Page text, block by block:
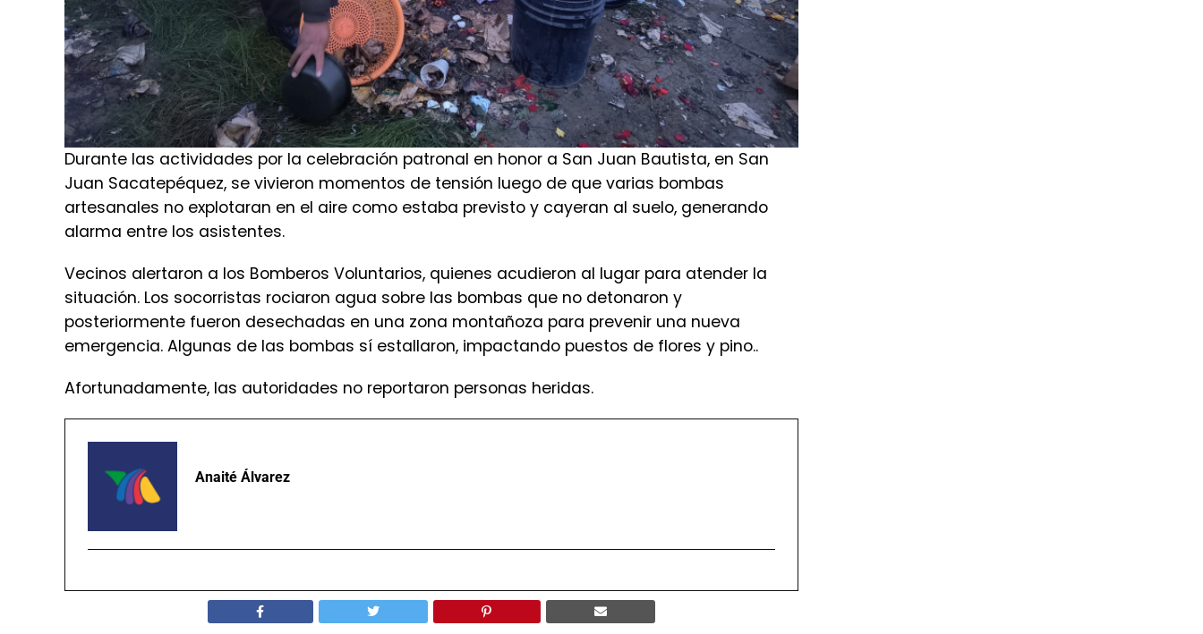
Durante las actividades por la celebración patronal en honor a San Juan Bautista, en San
Juan Sacatepéquez, se vivieron momentos de tensión luego de que varias bombas
artesanales no explotaran en el aire como estaba previsto y cayeran al suelo, generando
alarma entre los asistentes.
Vecinos alertaron a los Bomberos Voluntarios, quienes acudieron al lugar para atender la
situación. Los socorristas rociaron agua sobre las bombas que no detonaron y
posteriormente fueron desechadas en una zona montañoza para prevenir una nueva
emergencia. Algunas de las bombas sí estallaron, impactando puestos de flores y pino..
Afortunadamente, las autoridades no reportaron personas heridas.
Anaité Álvarez